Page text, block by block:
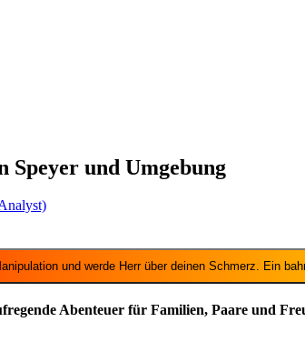
und Umgebung
und werde Herr über deinen Schmerz. Ein
Abenteuer für Familien, Paare und